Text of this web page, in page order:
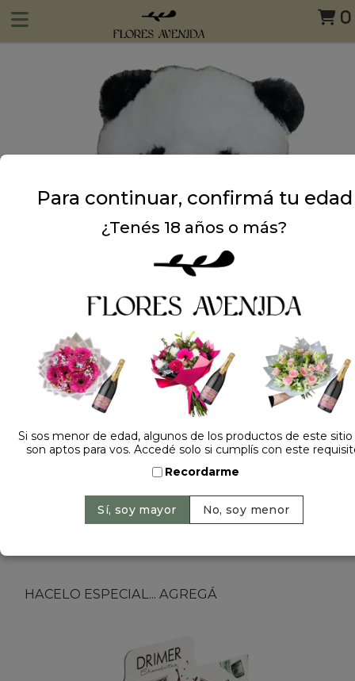
0
Dejá tu opinión
PELUCHE PANDITA TE AMO 113835
Sin Stock
importado. De aprox 15cm de alto x 17cm de
ancho. Ideal para regalar en cualquier ocasión.
HACELO ESPECIAL... AGREGÁ
Para continuar, confirmá tu edad
¿Tenés 18 años o más?
Si sos menor de edad, algunos de los productos de este
son aptos para vos. Accedé solo si cumplís con este
Recordarme